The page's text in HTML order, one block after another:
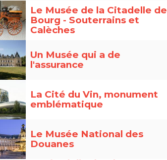
Le Musée de la Citadelle de
Bourg - Souterrains et
Calèches
Un Musée qui a de
l'assurance
La Cité du Vin, monument
emblématique
Le Musée National des
Douanes